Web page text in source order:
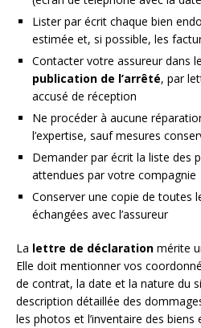
Lister par écrit chaque bien
estimée et, si possible, les
Contacter votre assureur dans
publication de l’arrêté, par
accusé de réception
Ne procéder à aucune
l’expertise, sauf mesures
Demander par écrit la liste des
attendues par votre compagnie
Conserver une copie de toutes
échangées avec l’assureur
La lettre de déclaration mérite
Elle doit mentionner vos
de contrat, la date et la nature du
description détaillée des
les photos et l’inventaire des